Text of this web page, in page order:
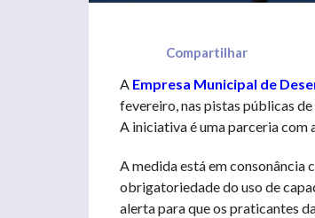
Compartilhar
A Empresa Municipal de
fevereiro, nas pistas públicas
A iniciativa é uma parceria com
A medida está em consonância
obrigatoriedade do uso de
alerta para que os praticantes